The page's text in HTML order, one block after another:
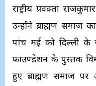
राष्ट्रीय प्रवक्ता
उन्होंने ब्राह्मण समाज
पांच मई को दिल्ली के
फाउण्डेशन के पुस्तक
हुए ब्राह्मण समाज पर